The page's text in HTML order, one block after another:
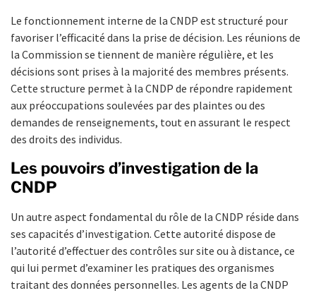
Le fonctionnement interne de la CNDP est structuré pour
favoriser l’efficacité dans la prise de décision. Les réunions de
la Commission se tiennent de manière régulière, et les
décisions sont prises à la majorité des membres présents.
Cette structure permet à la CNDP de répondre rapidement
aux préoccupations soulevées par des plaintes ou des
demandes de renseignements, tout en assurant le respect
des droits des individus.
Les pouvoirs d’investigation de la
CNDP
Un autre aspect fondamental du rôle de la CNDP réside dans
ses capacités d’investigation. Cette autorité dispose de
l’autorité d’effectuer des contrôles sur site ou à distance, ce
qui lui permet d’examiner les pratiques des organismes
traitant des données personnelles. Les agents de la CNDP